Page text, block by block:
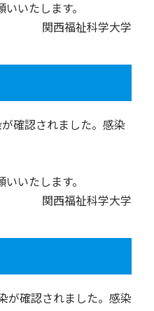
いたします。
関西福祉科学大学
確認されました。感染
いたします。
関西福祉科学大学
が確認されました。感染